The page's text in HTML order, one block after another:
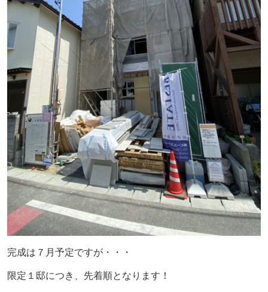
完成は７月予定ですが・・・
限定１邸につき、先着順となります！